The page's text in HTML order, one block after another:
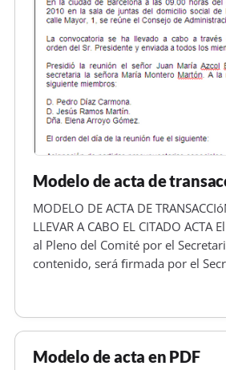
Modelo de acta de
MODELO DE ACTA DE
LLEVAR A CABO EL CITADO ACTA
al Pleno del Comité por el
contenido, será ﬁrmada por el
se le entregará copia a todos los
Comité a los Delegad…
Modelo de acta en PDF